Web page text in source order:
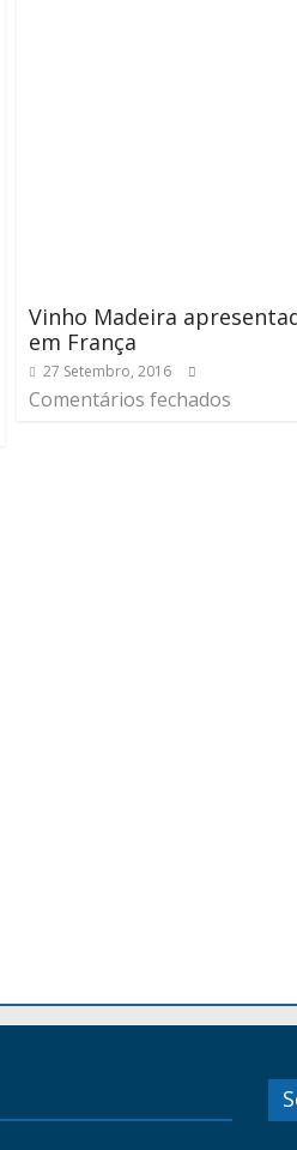
Vinho Madeira
em França
27 Setembro, 2016
Comentários fechados